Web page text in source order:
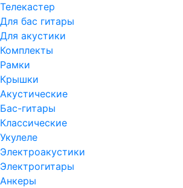
Телекастер
Для бас гитары
Для акустики
Комплекты
Рамки
Крышки
Акустические
Бас-гитары
Классические
Укулеле
Электроакустики
Электрогитары
Анкеры